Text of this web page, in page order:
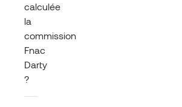
calculée
la
commission
Fnac
Darty
?